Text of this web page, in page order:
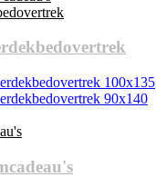
100x135
90x140